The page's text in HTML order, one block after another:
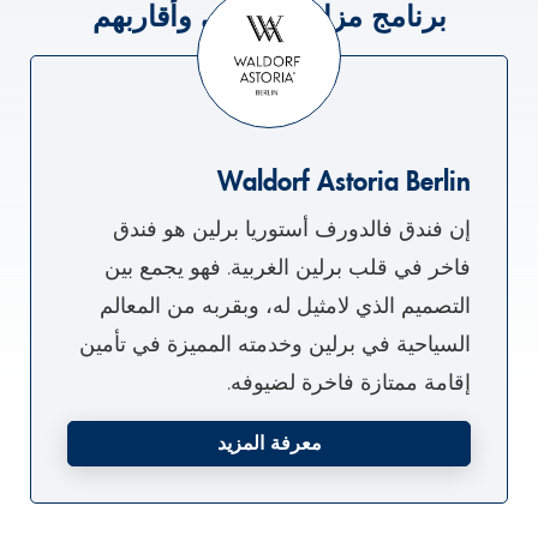
برنامج مزايا المرضى وأقاربهم
Waldorf Astoria Berlin
إن فندق فالدورف أستوريا برلين هو فندق
فاخر في قلب برلين الغربية. فهو يجمع بين
التصميم الذي لامثيل له، وبقربه من المعالم
السياحية في برلين وخدمته المميزة في تأمين
إقامة ممتازة فاخرة لضيوفه.
معرفة المزيد